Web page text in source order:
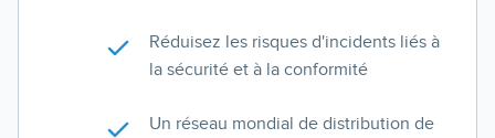
Réduisez les risques d'incidents liés à
la sécurité et à la conformité
Un réseau mondial de distribution de